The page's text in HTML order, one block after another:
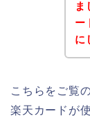
ま
ー
に
こちらをご覧
楽天カードが